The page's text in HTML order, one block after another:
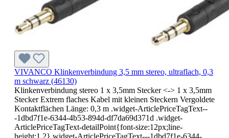
VIVANCO Klinkenverbindung 3,5 mm stereo, ultraflach, 0,3
m schwarz (46130)
Klinkenverbindung stereo 1 x 3,5mm Stecker <-> 1 x 3,5mm
Stecker Extrem flaches Kabel mit kleinen Steckern Vergoldete
Kontaktflächen Länge: 0,3 m .widget-ArticlePriceTagText--
-1dbd7f1e-6344-4b53-894d-df7da69d371d .widget-
ArticlePriceTagText-detailPoint{font-size:12px;line-
height:1.2}.widget-ArticlePriceTagText---1dbd7f1e-6344-